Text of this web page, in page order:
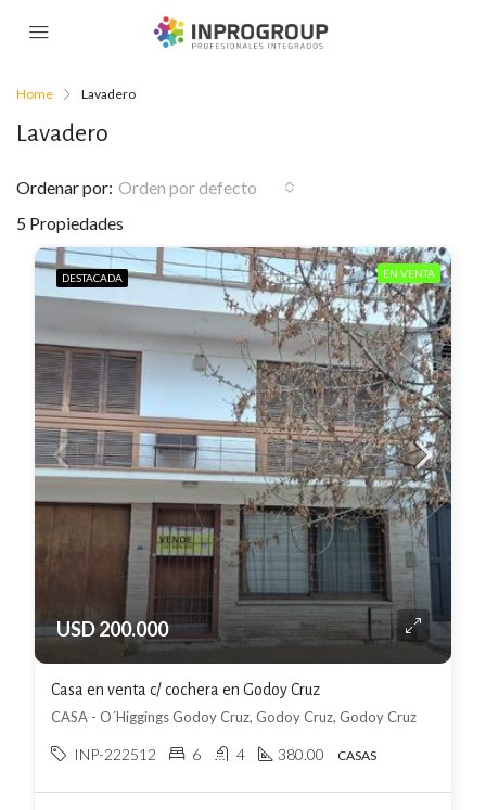
Home Lavadero
Lavadero
5 Propiedades
Ordenar por: Orden por defecto
DESTACADA EN VENTA
USD 200.000
Casa en venta c/ cochera en Godoy Cruz
CASA - O´Higgings Godoy Cruz, Godoy Cruz, Godoy Cruz
INP-222512 6 4 380.00 CASAS